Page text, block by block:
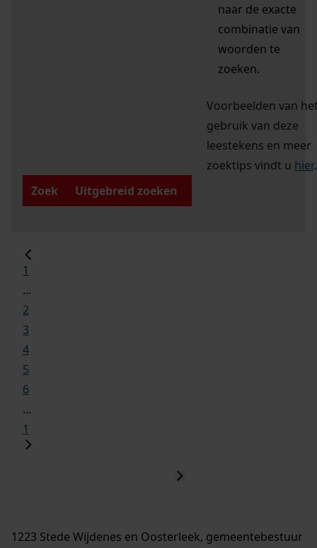
naar de exacte
combinatie van
woorden te
zoeken.
Voorbeelden van
gebruik van deze
leestekens en meer
zoektips vindt u hier.
Zoek
Uitgebreid zoeken
1
...
2
3
4
5
6
...
1
1223 Stede Wijdenes en Oosterleek, gemeentebestuur